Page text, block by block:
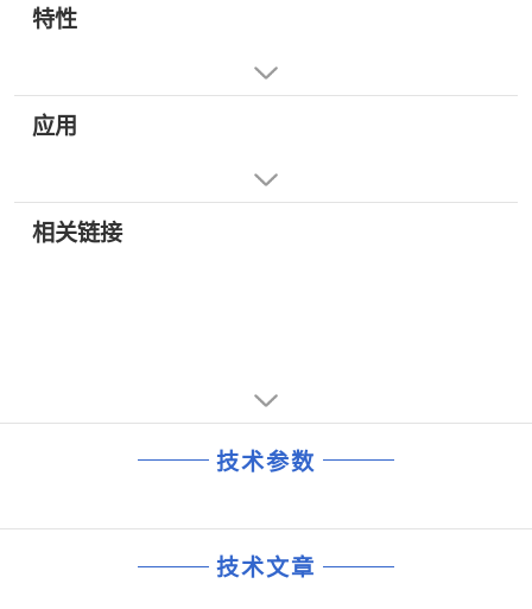
特性
应用
相关链接
技术参数
技术文章